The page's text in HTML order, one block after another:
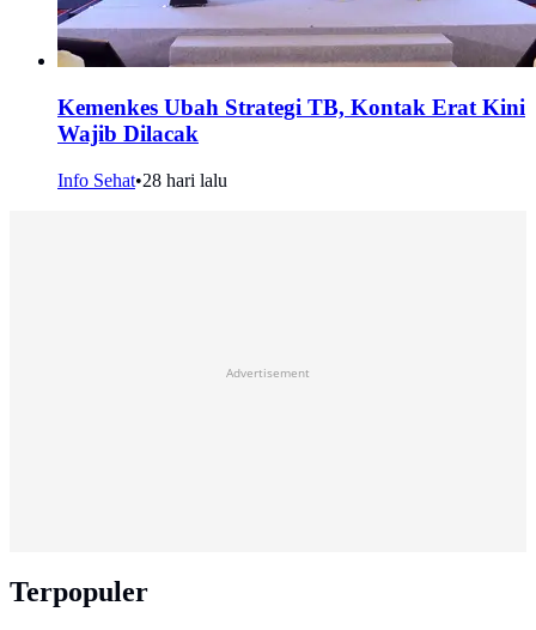
Kemenkes Ubah Strategi TB, Kontak Erat Kini
Wajib Dilacak
Info Sehat•28 hari lalu
Advertisement
Terpopuler